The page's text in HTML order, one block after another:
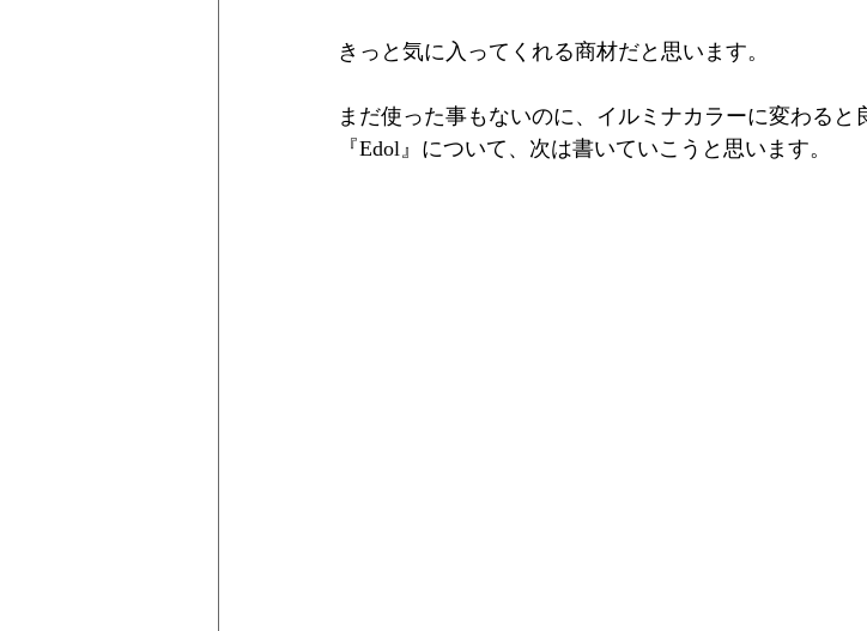
きっと気に入ってくれる商材だと思います。
まだ使った事もないのに、イルミナカラーに変わる
『Edol』について、次は書いていこうと思います。